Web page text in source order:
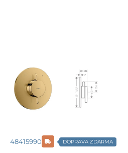
48415990 DOPRAVA ZDARMA